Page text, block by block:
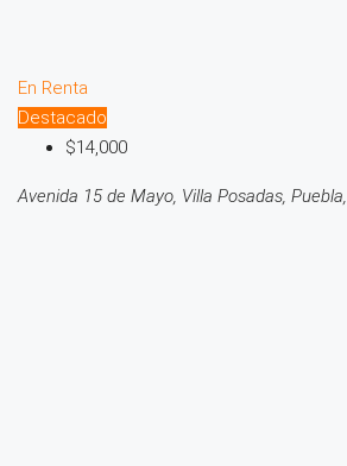
En Renta
Destacado
$14,000
Avenida 15 de Mayo, Villa Posadas,